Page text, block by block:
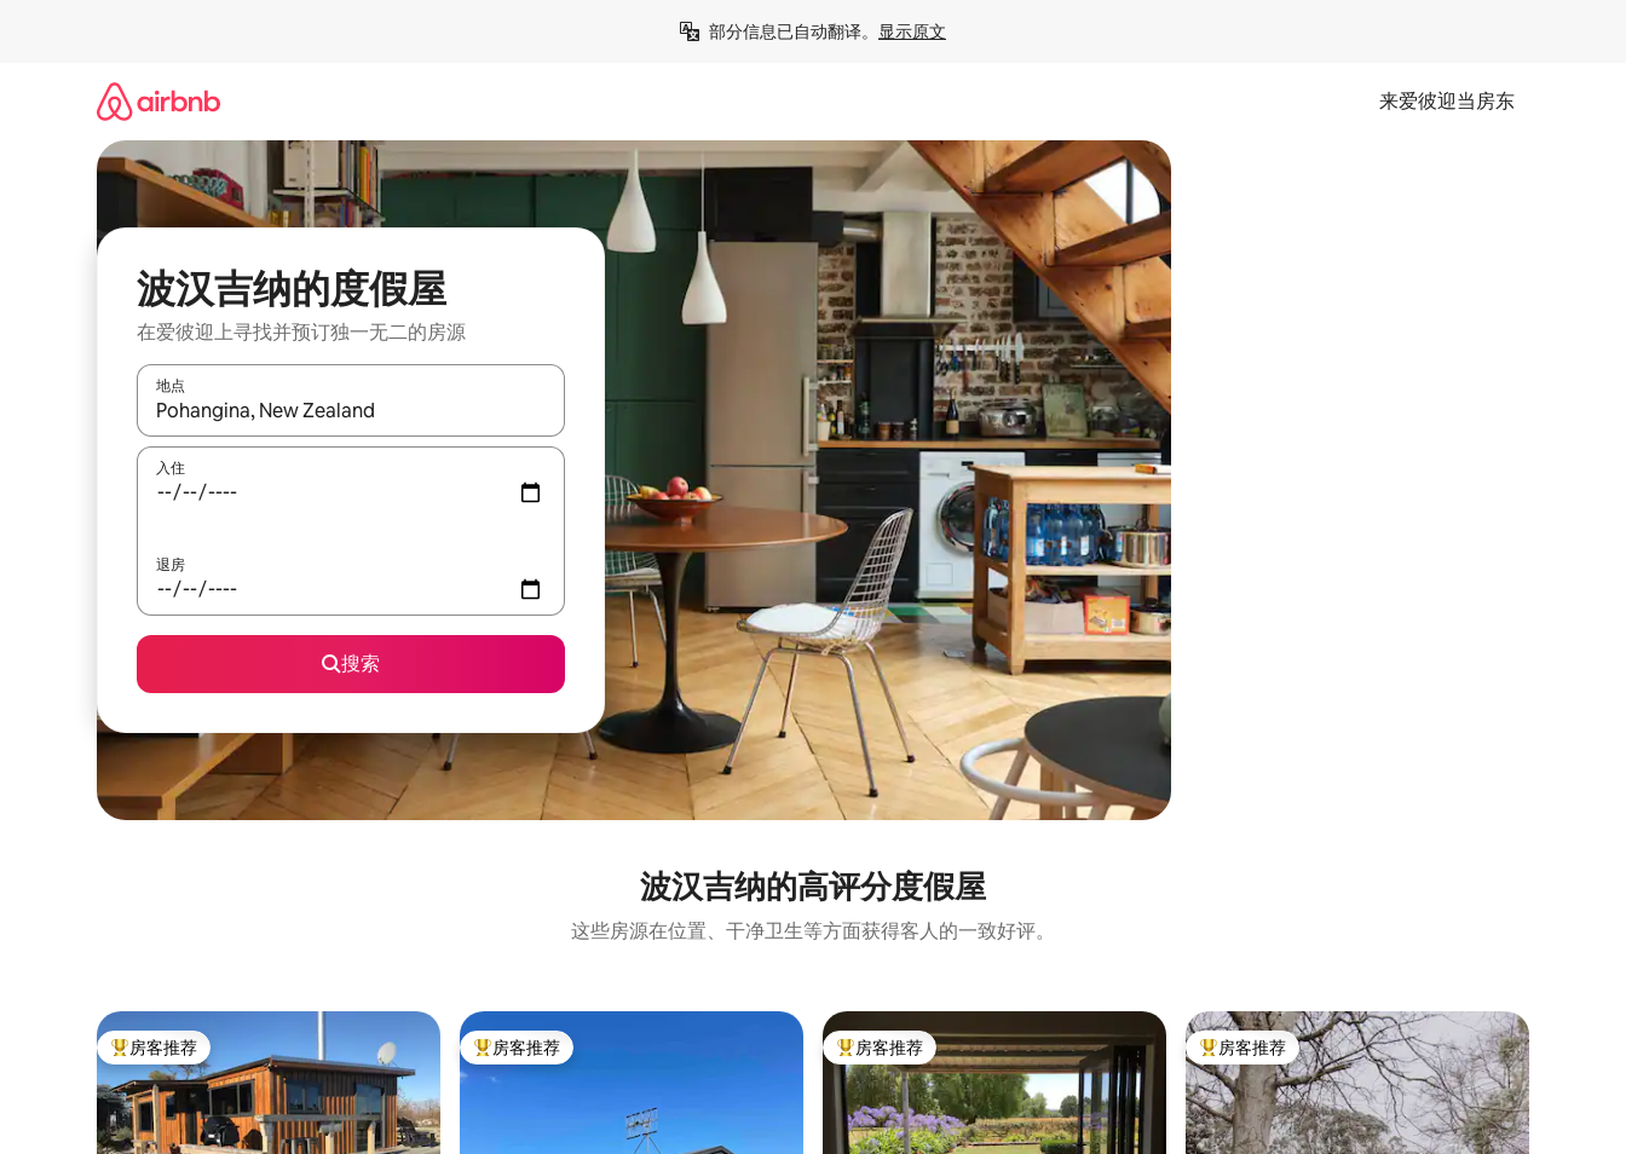
部分信息已自动翻译。 显示原文
来爱彼迎当房东
波汉吉纳的度假屋
在爱彼迎上寻找并预订独一无二的房源
地点
如有搜索结果，请使用上下方向键查看，或通过点击或滑动手势浏览。
入住
退房
搜索
波汉吉纳的高评分度假屋
这些房源在位置、干净卫生等方面获得客人的一致好评。
热门「房客推荐」
房客推荐 热门「房客推荐」
房客推荐 热门「房客推荐」
房客推荐 热门「房客推荐」
房客推荐